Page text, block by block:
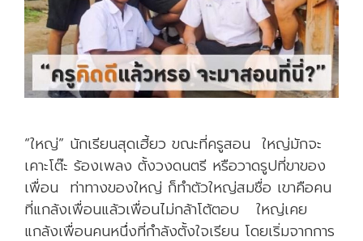
“ใหญ่” นักเรียนสุดเฮี้ยว ขณะที่ครูสอน ใหญ่มักจะ
เคาะโต๊ะ ร้องเพลง ตั้งวงดนตรี หรือวาดรูปที่ขาของ
เพื่อน ท่าทางของใหญ่ ก็ทำตัวใหญ่สมชื่อ เขาคือคน
ที่แกล้งเพื่อนแล้วเพื่อนไม่กล้าโต้ตอบ ใหญ่เคย
แกล้งเพื่อนคนหนึ่งที่กำลังตั้งใจเรียน โดยเริ่มจากการ